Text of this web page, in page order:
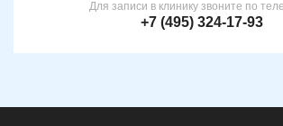
Для записи в клинику звоните по
+7 (495) 324-17-93